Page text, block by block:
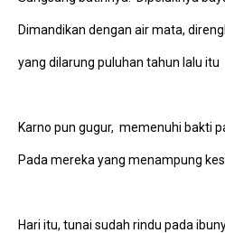
Dimandikan dengan air mata,
yang dilarung puluhan tahun lalu itu
Karno pun gugur, memenuhi bakti
Pada mereka yang menampung
Hari itu, tunai sudah rindu pada